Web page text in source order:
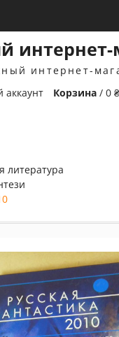
интернет-
интернет-
аккаунт
Корзина /0₴
литература